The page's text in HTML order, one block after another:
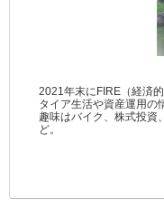
2021年末にFIRE（経済
タイア生活や資産運用の
趣味はバイク、株式投資
ど。